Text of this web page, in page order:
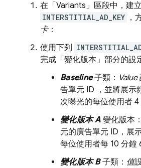
在「Variants」 區段中，建
INTERSTITIAL_AD_KEY ，
卡：
使用下列
完成「變化版本」 部分的設
Baseline子類： Value
告單元 ID ，並將展示
次曝光的每位使用者 4
變化版本 A變化版本：
元的廣告單元 ID，展
每位使用者每 10 分鐘
變化版本 B子類： 值